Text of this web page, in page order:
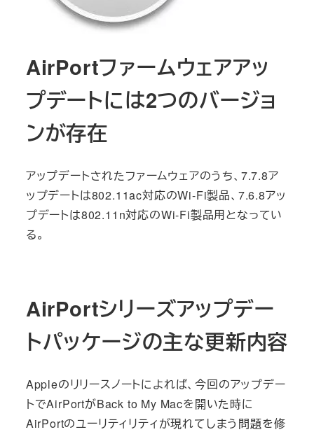
AirPortファームウェアアッ
プデートには2つのバージョ
ンが存在
アップデートされたファームウェアのうち、7.7.8ア
ップデートは802.11ac対応のWi-Fi製品、7.6.8アッ
プデートは802.11n対応のWi-Fi製品用となってい
る。
AirPortシリーズアップデー
トパッケージの主な更新内容
Appleのリリースノートによれば、今回のアップデー
トでAirPortがBack to My Macを開いた時に
AirPortのユーリティリティが現れてしまう問題を修